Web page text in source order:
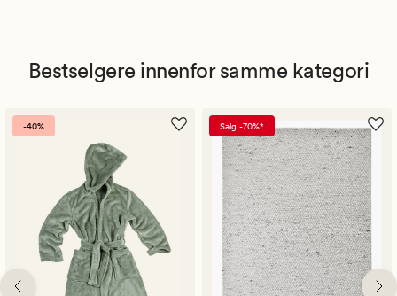
Bestselgere innenfor samme kategori
-40% Salg -70%*